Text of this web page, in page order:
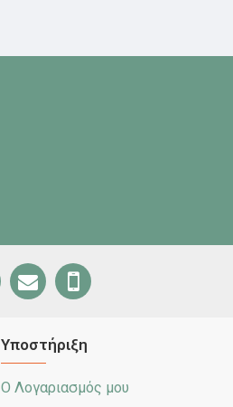
Υποστήριξη
Ο Λογαριασμός μου